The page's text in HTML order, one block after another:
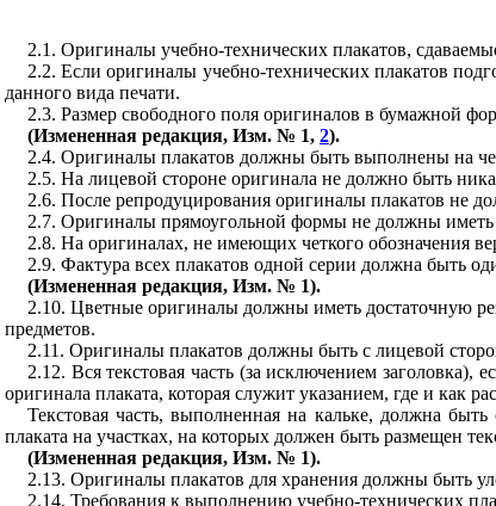
2.1 . Оригиналы учебно-технических плакатов,
2.2. Если оригиналы учебно-технических плакатов
данного вида печати.
2.3. Размер свободного поля оригиналов в бумажной
(Измененная редакция, Изм. № 1, 2).
2.4. Оригиналы плакатов должны быть выполнены на
2.5. На лицевой стороне оригинала не должно быть
2.6. После репродуцирования оригиналы плакатов не
2.7. Оригиналы прямоугольной формы не должны иметь
2.8. На оригиналах, не имеющих четкого обозначения
2.9. Фактура всех плакатов одной серии должна быть
(Измененная редакция, Изм. № 1).
2.10. Цветные оригиналы должны иметь достаточную
предметов.
2.11 . Оригиналы плакатов должны быть с лицевой
2.12. Вся текстовая часть (за исключением заголовка),
оригинала плаката, которая служит указанием, где и как
Текстовая часть, выполненная на кальке, должна
плаката на участках, на которых должен быть размещен
(Измененная редакция, Изм. № 1).
2.13. Оригиналы плакатов для хранения должны быть
2.14. Требования к выполнению учебно-технических